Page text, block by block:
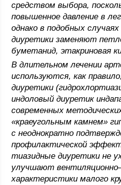
средством выбора,
повышенное давление в
однако в подобных
диуретики заменяют
буметанид, этакриновая
В длительном лечении
используются, как
диуретики
индоловый диуретик
современных
«краеугольным камнем»
с неоднократно
профилактической
тиазидные диуретики не
улучшают
характеристики малого